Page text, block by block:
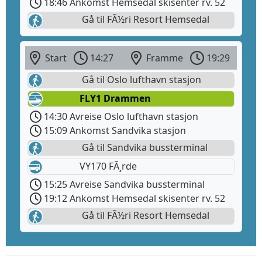
18:46 Ankomst Hemsedal skisenter rv. 52
Gå til FÃ½ri Resort Hemsedal
Start 14:27 Framme
19:29
Gå til Oslo lufthavn stasjon
FLY1 Drammen
14:30 Avreise Oslo lufthavn stasjon
15:09 Ankomst Sandvika stasjon
Gå til Sandvika bussterminal
VY170 FÃ¸rde
15:25 Avreise Sandvika bussterminal
19:12 Ankomst Hemsedal skisenter rv. 52
Gå til FÃ½ri Resort Hemsedal